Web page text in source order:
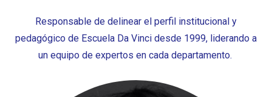
Responsable de delinear el perfil institucional y
pedagógico de Escuela Da Vinci desde 1999, liderando a
un equipo de expertos en cada departamento.